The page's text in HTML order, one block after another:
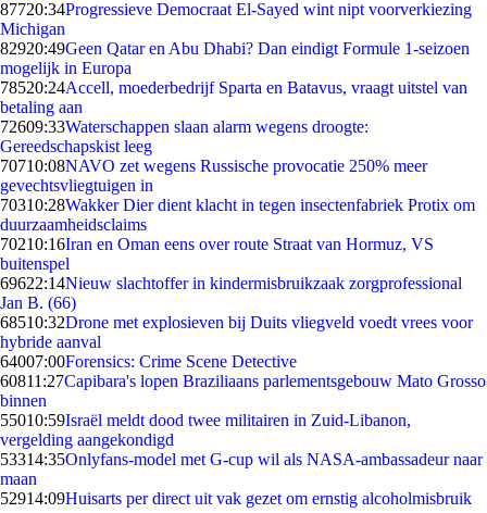
87720:34Progressieve Democraat El-Sayed wint nipt voorverkiezing
Michigan
82920:49Geen Qatar en Abu Dhabi? Dan eindigt Formule 1-seizoen
mogelijk in Europa
78520:24Accell, moederbedrijf Sparta en Batavus, vraagt uitstel van
betaling aan
72609:33Waterschappen slaan alarm wegens droogte:
Gereedschapskist leeg
70710:08NAVO zet wegens Russische provocatie 250% meer
gevechtsvliegtuigen in
70310:28Wakker Dier dient klacht in tegen insectenfabriek Protix om
duurzaamheidsclaims
70210:16Iran en Oman eens over route Straat van Hormuz, VS
buitenspel
69622:14Nieuw slachtoffer in kindermisbruikzaak zorgprofessional
Jan B. (66)
68510:32Drone met explosieven bij Duits vliegveld voedt vrees voor
hybride aanval
64007:00Forensics: Crime Scene Detective
60811:27Capibara's lopen Braziliaans parlementsgebouw Mato Grosso
binnen
55010:59Israël meldt dood twee militairen in Zuid-Libanon,
vergelding aangekondigd
53314:35Onlyfans-model met G-cup wil als NASA-ambassadeur naar
maan
52914:09Huisarts per direct uit vak gezet om ernstig alcoholmisbruik